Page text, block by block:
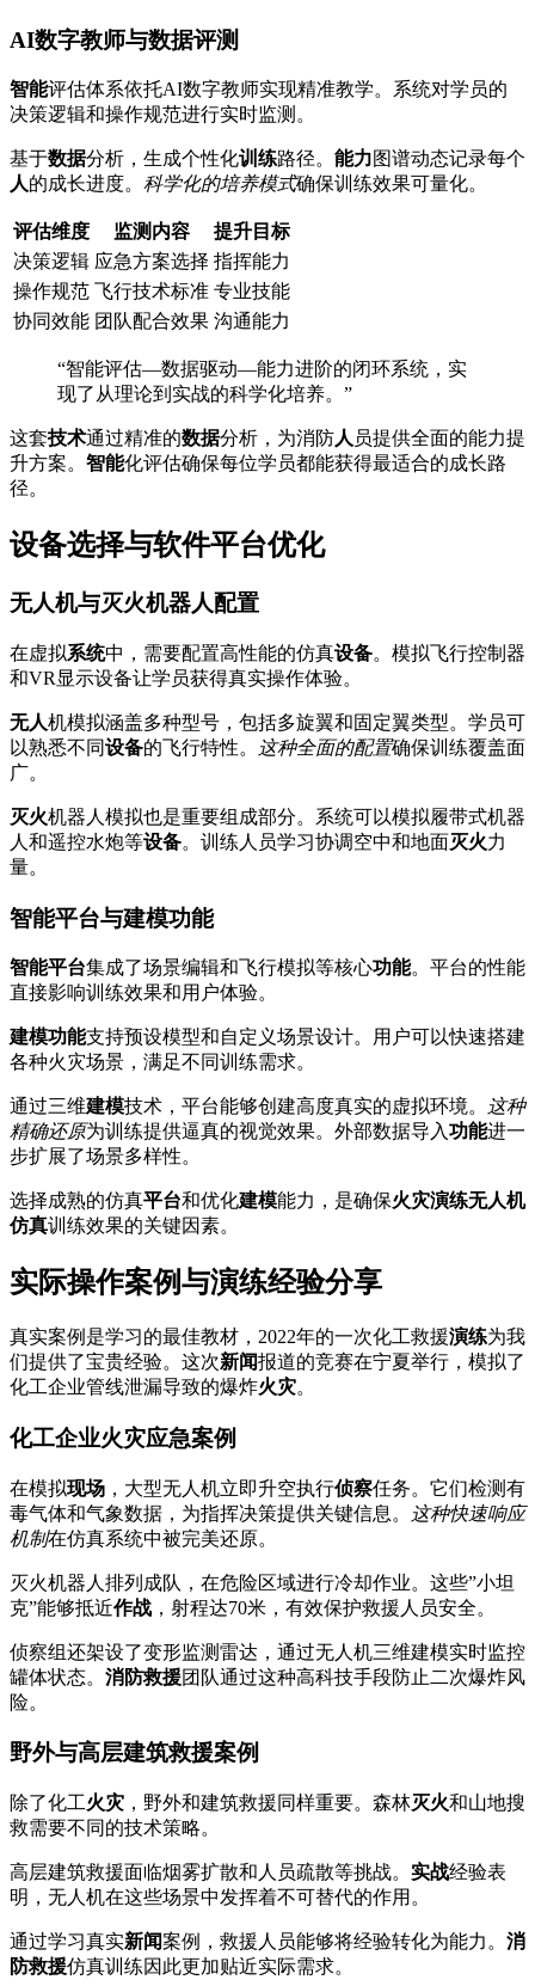
AI数字教师与数据评测
智能评估体系依托AI数字教师实现精准教学。系统对学员的
决策逻辑和操作规范进行实时监测。
基于数据分析，生成个性化训练路径。 能力图谱动态记录每个
人的成长进度。 科学化的培养模式确保训练效果可量化。
评估维度 监测内容
提升目标
决策逻辑 应急方案选择 指挥能力
操作规范 飞行技术标准 专业技能
协同效能 团队配合效果 沟通能力
“智能评估—数据驱动—能力进阶的闭环系统，实
现了从理论到实战的科学化培养。”
这套技术通过精准的数据分析，为消防人 员提供全面的能力提
升方案。 智能化评估确保每位学员都能获得最适合的成长路
径。
设备选择与软件平台优化
无人机与灭火机器人配置
在虚拟系统中，需要配置高性能的仿真设备。模拟飞行控制器
和VR显示设备让学员获得真实操作体验。
无人机模拟涵盖多种型号，包括多旋翼和固定翼类型。学员可
以熟悉不同设备的飞行特性。 这种全面的配置确保训练覆盖面
广。
灭火机器人模拟也是重要组成部分。系统可以模拟履带式机器
人和遥控水炮等设备。训练人员学习协调空中和地面灭火力
量。
智能平台与建模功能
智能平台集成了场景编辑和飞行模拟等核心功能。平台的性能
直接影响训练效果和用户体验。
建模功能支持预设模型和自定义场景设计。用户可以快速搭建
各种火灾场景，满足不同训练需求。
通过三维建模技术，平台能够创建高度真实的虚拟环境。
这种
精确还原为训练提供逼真的视觉效果。外部数据导入功能进一
步扩展了场景多样性。
选择成熟的仿真平台和优化建模能力，是确保火灾演练无人机
仿真训练效果的关键因素。
实际操作案例与演练经验分享
真实案例是学习的最佳教材，2022年的一次化工救援演练为我
们提供了宝贵经验。这次新闻报道的竞赛在宁夏举行，模拟了
化工企业管线泄漏导致的爆炸火灾。
化工企业火灾应急案例
在模拟现场 ，大型无人机立即升空执行侦察任务。它们检测有
毒气体和气象数据，为指挥决策提供关键信息。
这种快速响应
机制在仿真系统中被完美还原。
灭火机器人排列成队，在危险区域进行冷却作业。这些”小坦
克”能够抵近作战 ，射程达70米，有效保护救援人员安全。
侦察组还架设了变形监测雷达，通过无人机三维建模实时监控
罐体状态。 消防救援团队通过这种高科技手段防止二次爆炸风
险。
野外与高层建筑救援案例
除了化工火灾 ，野外和建筑救援同样重要。森林灭火和山地搜
救需要不同的技术策略。
高层建筑救援面临烟雾扩散和人员疏散等挑战。 实战经验表
明，无人机在这些场景中发挥着不可替代的作用。
通过学习真实新闻案例，救援人员能够将经验转化为能力。 消
防救援仿真训练因此更加贴近实际需求。